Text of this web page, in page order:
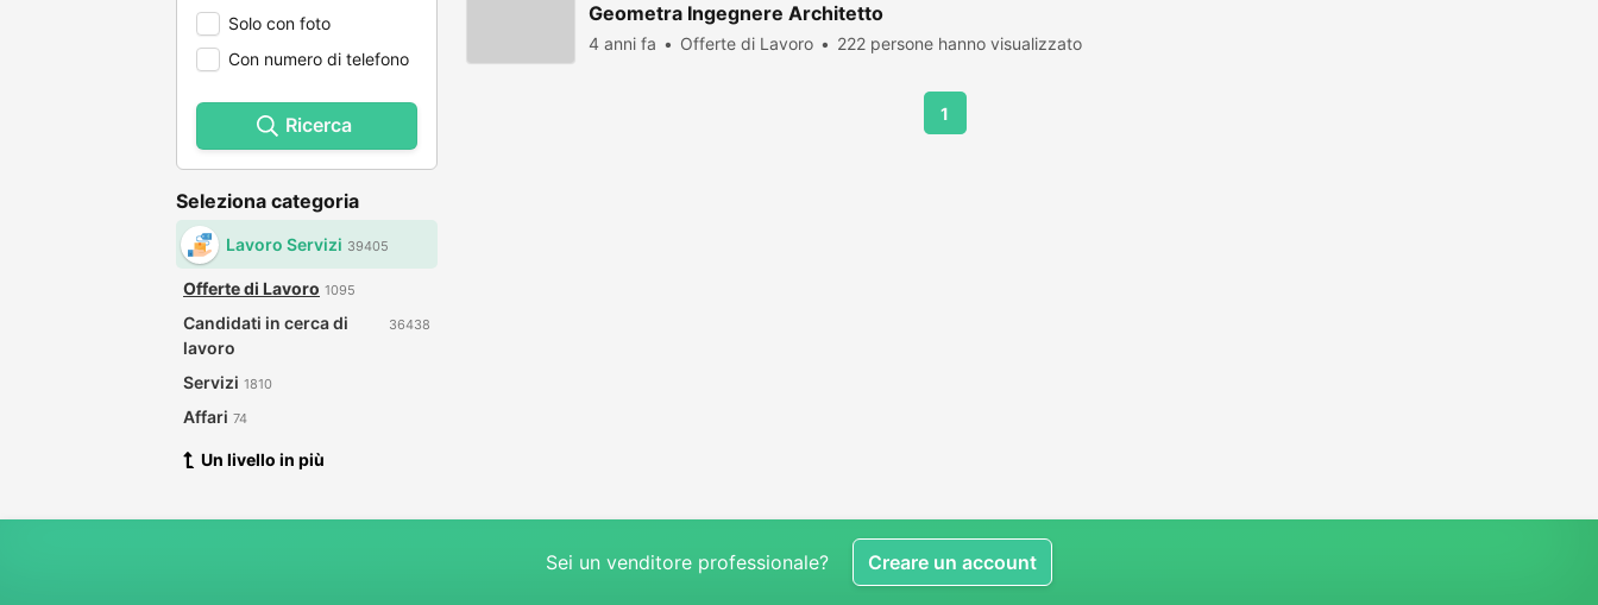
Solo con foto
Con numero di telefono
Ricerca
Seleziona categoria
Lavoro Servizi 39405
Offerte di Lavoro 1095
Candidati in cerca di
lavoro
36438
Servizi 1810
Affari 74
Un livello in più
Geometra Ingegnere Architetto
4 anni fa Offerte di Lavoro 222 persone hanno visualizzato
1
Sei un venditore professionale? Creare un account